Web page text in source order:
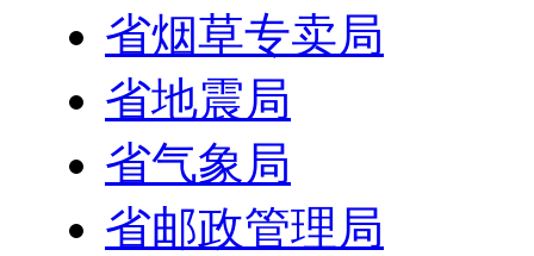
省烟草专卖局
省地震局
省气象局
省邮政管理局